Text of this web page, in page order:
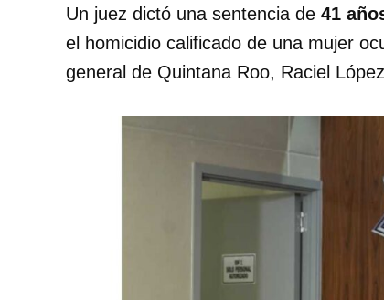
Un juez dictó una sentencia de 41
el homicidio calificado de una mujer
general de Quintana Roo, Raciel